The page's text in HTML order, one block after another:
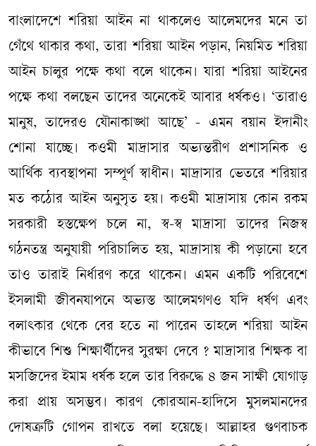
বাংলাদেশে শরিয়া আইন না থাকলেও আলেমদের মনে তা
গেঁথে থাকার কথা, তারা শরিয়া আইন পড়ান, নিয়মিত শরিয়া
আইন চালুর পক্ষে কথা বলে থাকেন। যারা শরিয়া আইনের
পক্ষে কথা বলছেন তাদের অনেকেই আবার ধর্ষকও। ‘তারাও
মানুষ, তাদেরও যৌনাকাঙ্খা আছে’ - এমন বয়ান ইদানীং
শোনা যাচ্ছে। কওমী মাদ্রাসার অভ্যন্তরীণ প্রশাসনিক ও
আর্থিক ব্যবস্থাপনা সম্পূর্ণ স্বাধীন। মাদ্রাসার ভেতরে শরিয়ার
মত কঠোর আইন অনুসৃত হয়। কওমী মাদ্রাসায় কোন রকম
সরকারী হস্তক্ষেপ চলে না, স্ব-স্ব মাদ্রাসা তাদের নিজস্ব
গঠনতন্ত্র অনুযায়ী পরিচালিত হয়, মাদ্রাসায় কী পড়ানো হবে
তাও তারাই নির্ধারণ করে থাকেন। এমন একটি পরিবেশে
ইসলামী জীবনযাপনে অভ্যস্ত আলেমগণও যদি ধর্ষণ এবং
বলাৎকার থেকে বের হতে না পারেন তাহলে শরিয়া আইন
কীভাবে শিশু শিক্ষার্থীদের সুরক্ষা দেবে ? মাদ্রাসার শিক্ষক বা
মসজিদের ইমাম ধর্ষক হলে তার বিরুদ্ধে ৪ জন সাক্ষী যোগাড়
করা প্রায় অসম্ভব। কারণ কোরআন-হাদিসে মুসলমানদের
দোষত্রুটি গোপন রাখতে বলা হয়েছে। আল্লাহর গুণবাচক